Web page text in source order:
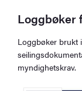
Loggbøker
Loggbøker brukt
myndighetskrav.